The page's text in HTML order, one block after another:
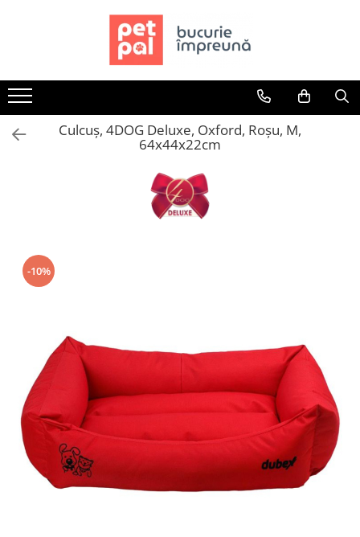
Câini
Hrană Uscată Câini
Câine Junior
Diete Veterinare Câini
Uscată
Biscuiți
Piele Presată
Proteice
Cremoase
Semi-umede
Pernuțe
Îngrijire Câini
Culcuș, 4DOG Deluxe, Oxford, Roșu, M,
64x44x22cm
-10%